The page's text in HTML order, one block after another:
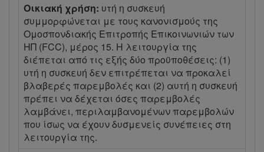
Οικιακή χρήση: υτή η συσκευή
συμμορφώνεται με τους κανονισμούς της
Ομοσπονδιακής Επιτροπής Επικοινωνιών των
ΗΠ (FCC), μέρος 15. Η λειτουργία της
διέπεται από τις εξής δύο προϋποθέσεις: (1)
υτή η συσκευή δεν επιτρέπεται να προκαλεί
βλαβερές παρεμβολές και (2) αυτή η συσκευή
πρέπει να δέχεται όσες παρεμβολές
λαμβάνει, περιλαμβανομένων παρεμβολών
που ίσως να έχουν δυσμενείς συνέπειες στη
λειτουργία της.